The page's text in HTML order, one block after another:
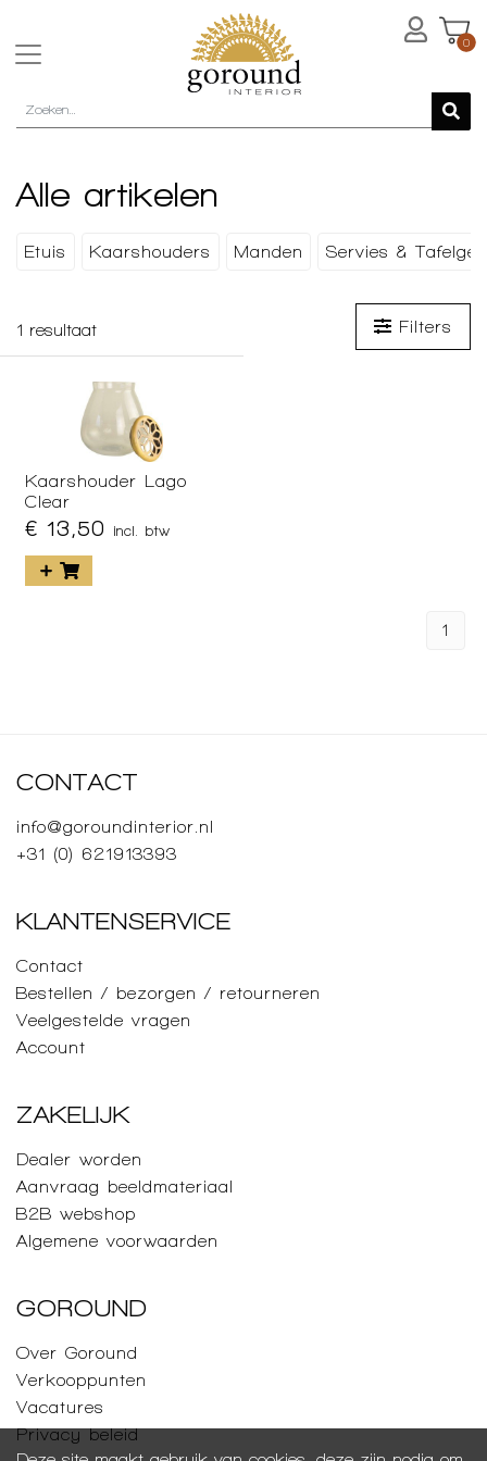
0
Alle artikelen
Etuis Kaarshouders Manden Servies &
1 resultaat Filters
Kaarshouder Lago
Clear
€ 13,50 incl. btw
1
CONTACT
info@goroundinterior.nl
+31 (0) 621913393
KLANTENSERVICE
Contact
Bestellen / bezorgen / retourneren
Veelgestelde vragen
Account
ZAKELIJK
Dealer worden
Aanvraag beeldmateriaal
B2B webshop
Algemene voorwaarden
GOROUND
Over Goround
Verkooppunten
Vacatures
Privacy beleid